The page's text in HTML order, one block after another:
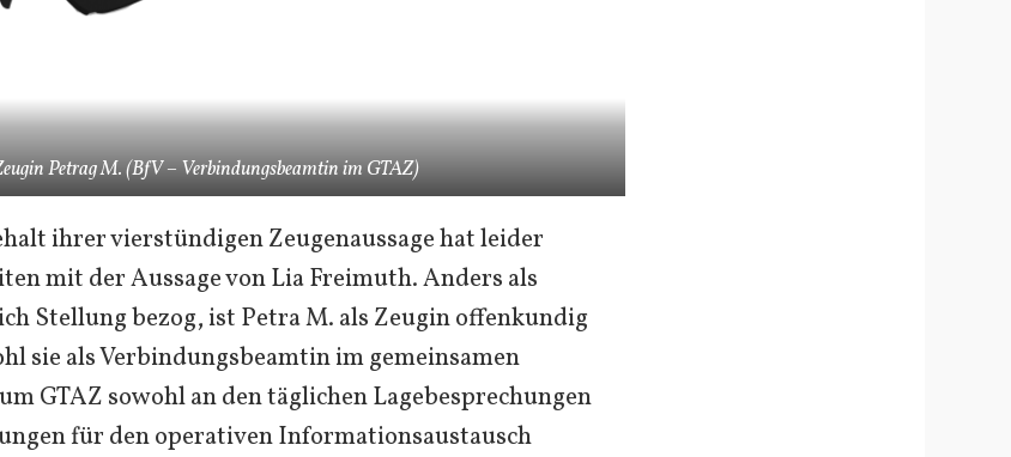
Petrag M. (BfV – Verbindungsbeamtin im GTAZ)
ihrer vierstündigen Zeugenaussage hat leider
mit der Aussage von Lia Freimuth. Anders als
Stellung bezog, ist Petra M. als Zeugin offenkundig
sie als Verbindungsbeamtin im gemeinsamen
GTAZ sowohl an den täglichen Lagebesprechungen
für den operativen Informationsaustausch